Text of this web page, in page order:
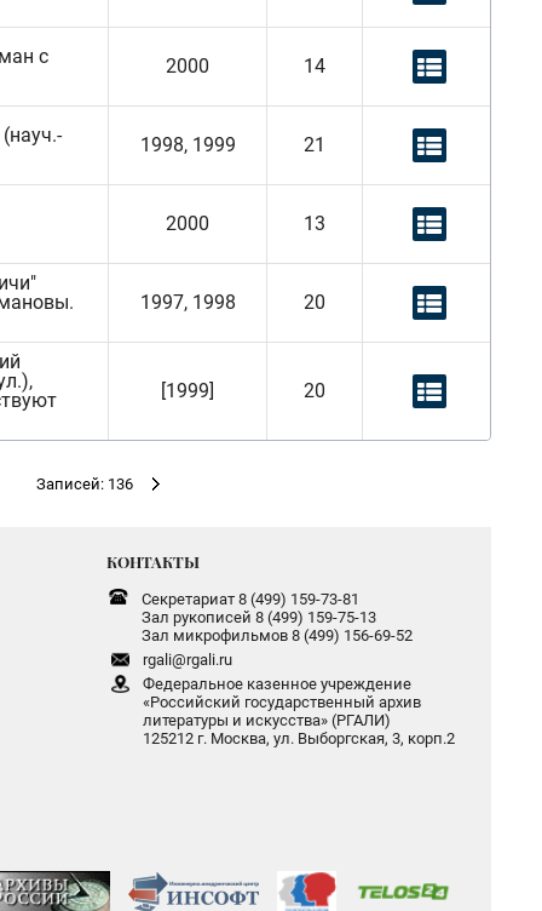
с 2000 14
1998, 1999 21
2000 13
1997, 1998 20
[1999] 20
Записей: 136
КОНТАКТЫ
Секретариат 8 (499) 159-73-81
Зал рукописей 8 (499) 159-75-13
Зал микрофильмов 8 (499) 156-69-52
rgali@rgali.ru
Федеральное казенное учреждение
«Российский государственный архив
литературы и искусства» (РГАЛИ)
125212 г. Москва, ул. Выборгская, 3, корп.2